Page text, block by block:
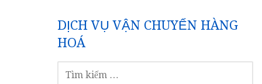
DỊCH VỤ VẬN CHUYỂN HÀNG
HOÁ
KIẾM